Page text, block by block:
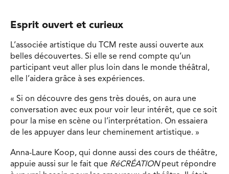
Esprit ouvert et curieux
L’associée artistique du TCM reste aussi ouverte aux
belles découvertes. Si elle se rend compte qu’un
participant veut aller plus loin dans le monde théâtral,
elle l’aidera grâce à ses expériences.
« Si on découvre des gens très doués, on aura une
conversation avec eux pour voir leur intérêt, que ce soit
pour la mise en scène ou l’interprétation. On essaiera
de les appuyer dans leur cheminement artistique. »
Anna-Laure Koop, qui donne aussi des cours de théâtre,
appuie aussi sur le fait que RéCRÉATIONpeut répondre